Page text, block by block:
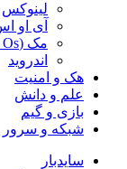
لینوکس
آی او
مک (Mac Os)
اندروید
هک و امنیت
علم و دانش
بازی و گیم
شبکه و سرور
سایدبار